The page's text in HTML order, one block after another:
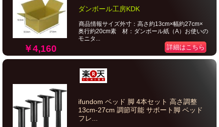
￥4,160
ダンボール工房KDK
商品情報サイズ外寸：高さ約13cm×幅約27cm×
奥行約20cm素 材：ダンボール紙（A）お使いの
モニタ...
詳細はこちら
ifundom ベッド 脚 4本セット 高さ調整
13cm-27cm 調節可能 サポート脚 ベッド
フレ...